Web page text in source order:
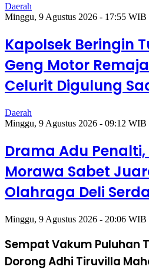
Daerah
Minggu, 9 Agustus 2026 - 17:55 WIB
Kapolsek Beringin
Geng Motor
Celurit Digulung
Daerah
Minggu, 9 Agustus 2026 - 09:12 WIB
Drama Adu
Morawa Sabet
Olahraga Deli
Minggu, 9 Agustus 2026 - 20:06 WIB
Sempat Vakum Puluhan
Dorong Adhi Tiruvilla